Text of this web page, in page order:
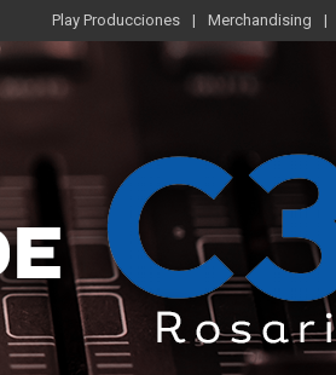
Play Producciones Merchandising